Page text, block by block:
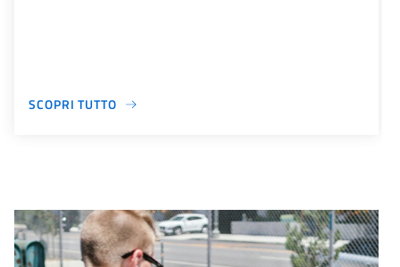
SCOPRI TUTTO